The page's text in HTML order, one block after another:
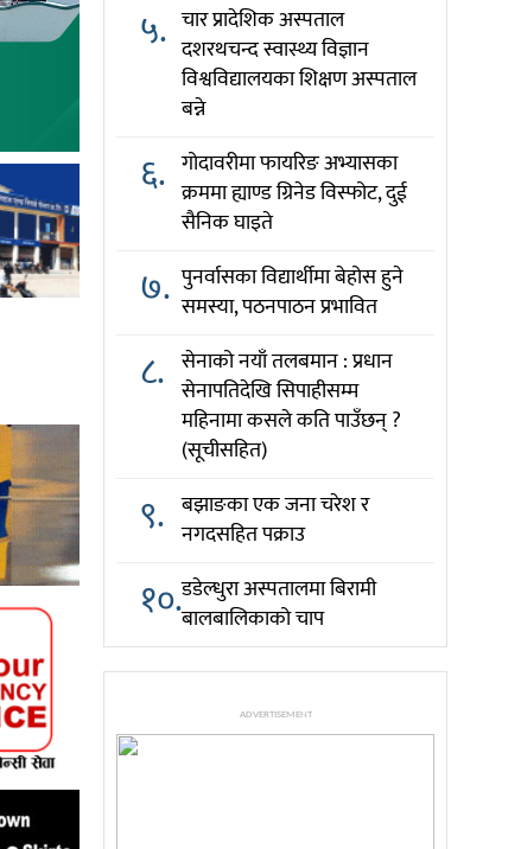
५. चार प्रादेशिक अस्पताल
दशरथचन्द स्वास्थ्य विज्ञान
विश्वविद्यालयका शिक्षण अस्पताल
बन्ने
६. गोदावरीमा फायरिङ अभ्यासका
क्रममा ह्याण्ड ग्रिनेड विस्फोट, दुई
सैनिक घाइते
७. पुनर्वासका विद्यार्थीमा बेहोस हुने
समस्या, पठनपाठन प्रभावित
८. सेनाको नयाँ तलबमान : प्रधान
सेनापतिदेखि सिपाहीसम्म
महिनामा कसले कति पाउँछन् ?
(सूचीसहित)
९. बझाङका एक जना चरेश र
नगदसहित पक्राउ
१०.डडेल्धुरा अस्पतालमा बिरामी
बालबालिकाको चाप
ADVERTISEMENT